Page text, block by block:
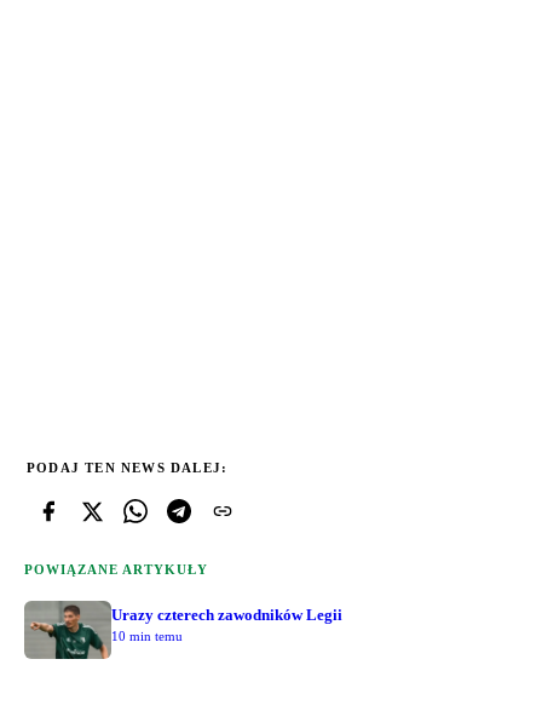
PODAJ TEN NEWS DALEJ:
POWIĄZANE ARTYKUŁY
Urazy czterech zawodników Legii
10 min temu